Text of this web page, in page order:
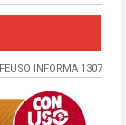
FEUSO INFORMA 1307